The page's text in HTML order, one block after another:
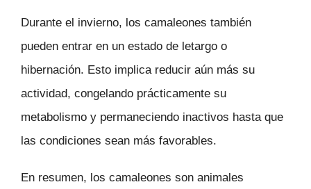
Durante el invierno, los camaleones también
pueden entrar en un estado de letargo o
hibernación. Esto implica reducir aún más su
actividad, congelando prácticamente su
metabolismo y permaneciendo inactivos hasta que
las condiciones sean más favorables.
En resumen, los camaleones son animales